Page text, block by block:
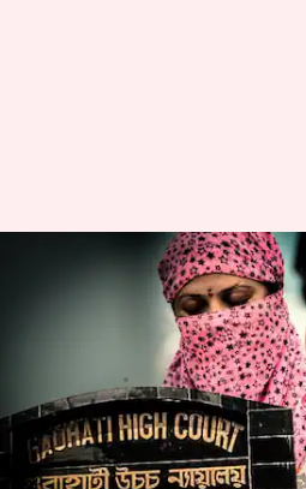
अरुणाचल प्रदेश:
लोगों को परमिट
अदालत ने रोक लगाई
Jul 21, 2021 06:44 pm
क्या है खबर?